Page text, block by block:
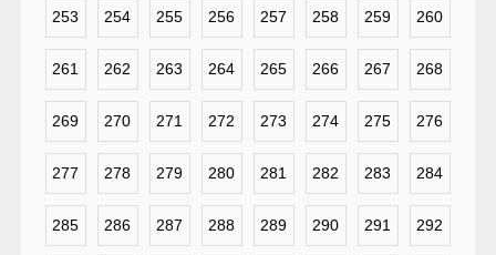
253 254 255 256 257 258 259 260
261 262 263 264 265 266 267 268
269 270 271 272 273 274 275 276
277 278 279 280 281 282 283 284
285 286 287 288 289 290 291 292